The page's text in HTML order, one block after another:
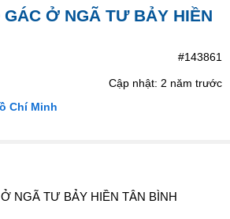
GÁC Ở NGÃ TƯ BẢY HIỀN
#143861
Cập nhật: 2 năm trước
Chí Minh
NGÃ TƯ BẢY HIỀN TÂN BÌNH